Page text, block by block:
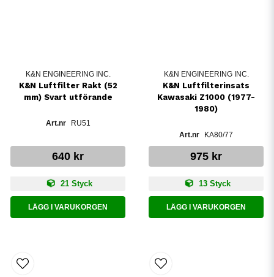
K&N ENGINEERING INC.
K&N Luftfilter Rakt (52
mm) Svart utförande
RU51
640 kr
21 Styck
LÄGG I VARUKORGEN
K&N ENGINEERING INC.
K&N Luftfilterinsats
Kawasaki Z1000 (1977-
1980)
KA80/77
975 kr
13 Styck
LÄGG I VARUKORGEN